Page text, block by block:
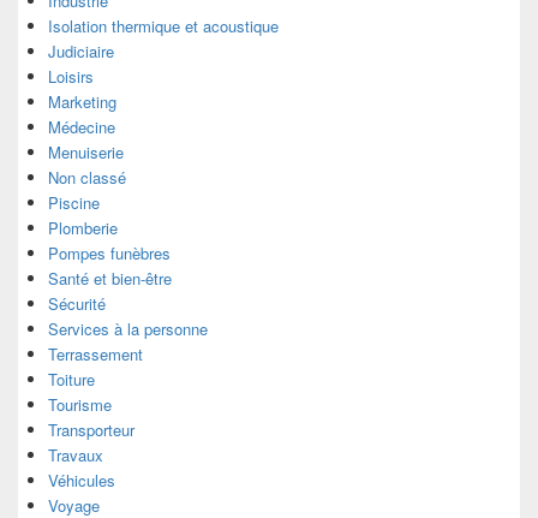
Isolation thermique et acoustique
Judiciaire
Loisirs
Marketing
Médecine
Menuiserie
Non classé
Piscine
Plomberie
Pompes funèbres
Santé et bien-être
Sécurité
Services à la personne
Terrassement
Toiture
Tourisme
Transporteur
Travaux
Véhicules
Voyage